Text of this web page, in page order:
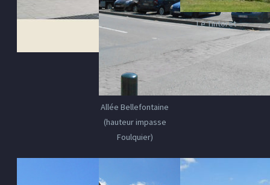
Allée Bellefontaine
(hauteur impasse
Foulquier)
Le Tintoret